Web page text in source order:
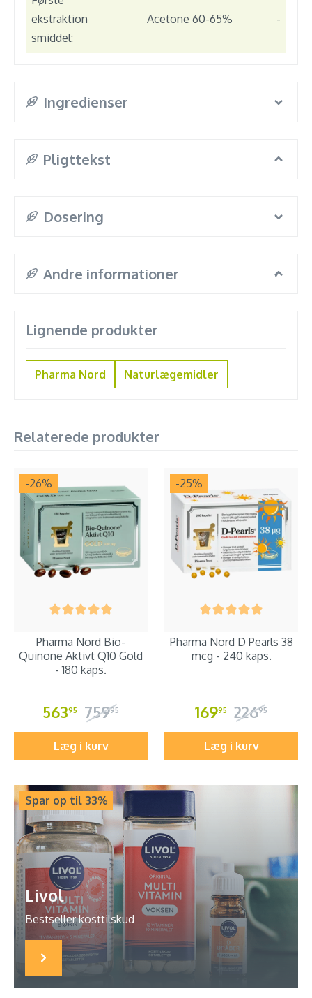
ekstraktion
smiddel:
Acetone 60-65% -
Ingredienser
Pligttekst
Dosering
Andre informationer
Lignende produkter
Pharma Nord Naturlægemidler
Relaterede produkter
-26%
Pharma Nord Bio-
Quinone Aktivt Q10 Gold
- 180 kaps.
56395 75995
Læg i kurv
-25%
Pharma Nord D Pearls 38
mcg - 240 kaps.
16995 22695
Læg i kurv
Spar op til 33%
Livol
Bestseller kosttilskud